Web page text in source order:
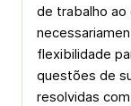
de trabalho ao
flexibilidade
questões de
resolvidas